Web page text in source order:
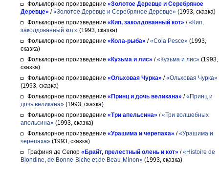
Фольклорное произведение «Золотое Деревце и Серебряное
Деревце» /«Золотое Деревце и Серебряное Деревце» (1993, сказка)
Фольклорное произведение «Кип, заколдованный кот» /«Кип,
заколдованный кот» (1993, сказка)
Фольклорное произведение «Кола-рыба» /«Cola Pesce» (1993,
сказка)
Фольклорное произведение «Кузьма и лис» /«Кузьма и лис» (1993,
сказка)
Фольклорное произведение «Ольховая Чурка» /«Ольховая Чурка»
(1993, сказка)
Фольклорное произведение «Принц и дочь великана» /«Принц и
дочь великана» (1993, сказка)
Фольклорное произведение «Три апельсина» /«Три волшебных
апельсина» (1993, сказка)
Фольклорное произведение «Урашима и черепаха» /«Урашима и
черепаха» (1993, сказка)
Графиня де Сегюр «Брайт, прелестный олень и кот» /«Histoire de
Blondine, de Bonne-Biche et de Beau-Minon» (1993, сказка)